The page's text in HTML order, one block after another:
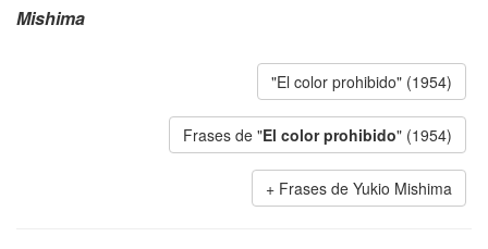
Mishima
"El color prohibido" (1954)
Frases de "El color prohibido" (1954)
Frases de Yukio Mishima